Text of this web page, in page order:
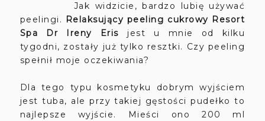
Jak widzicie, bardzo lubię używać
peelingi.
Relaksujący peeling cukrowy Resort
Spa Dr Ireny Eris jest u mnie od kilku
tygodni, zostały już tylko resztki. Czy peeling
spełnił moje oczekiwania?
Dla tego typu kosmetyku dobrym wyjściem
jest tuba, ale przy takiej gęstości pudełko to
najlepsze wyjście. Mieści ono 200 ml